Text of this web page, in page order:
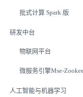
批式计算 Spark 版
研发中台
物联网平台
微服务引擎Mse-
人工智能与机器学习